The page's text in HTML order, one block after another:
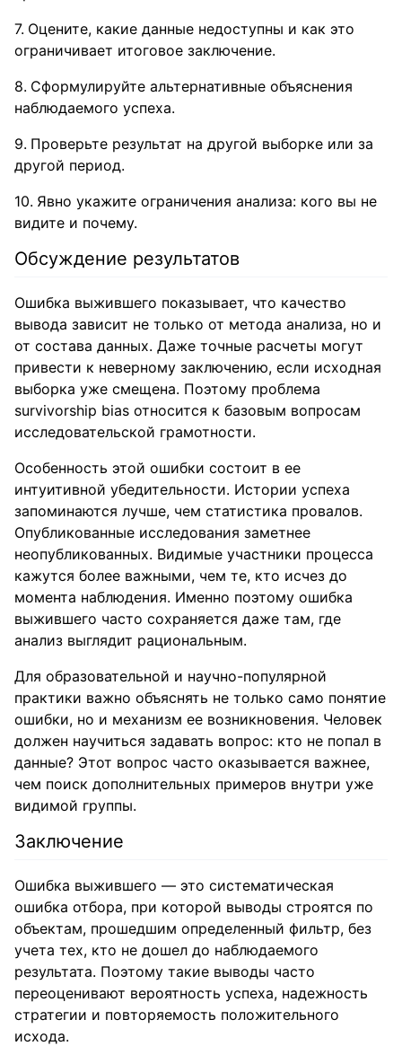
Оцените, какие данные недоступны и как это
ограничивает итоговое заключение.
Сформулируйте альтернативные объяснения
наблюдаемого успеха.
Проверьте результат на другой выборке или за
другой период.
Явно укажите ограничения анализа: кого вы не
видите и почему.
Обсуждение результатов
Ошибка выжившего показывает, что качество
вывода зависит не только от метода анализа, но и
от состава данных. Даже точные расчеты могут
привести к неверному заключению, если исходная
выборка уже смещена. Поэтому проблема
survivorship bias относится к базовым вопросам
исследовательской грамотности.
Особенность этой ошибки состоит в ее
интуитивной убедительности. Истории успеха
запоминаются лучше, чем статистика провалов.
Опубликованные исследования заметнее
неопубликованных. Видимые участники процесса
кажутся более важными, чем те, кто исчез до
момента наблюдения. Именно поэтому ошибка
выжившего часто сохраняется даже там, где
анализ выглядит рациональным.
Для образовательной и научно-популярной
практики важно объяснять не только само понятие
ошибки, но и механизм ее возникновения. Человек
должен научиться задавать вопрос: кто не попал в
данные? Этот вопрос часто оказывается важнее,
чем поиск дополнительных примеров внутри уже
видимой группы.
Заключение
Ошибка выжившего — это систематическая
ошибка отбора, при которой выводы строятся по
объектам, прошедшим определенный фильтр, без
учета тех, кто не дошел до наблюдаемого
результата. Поэтому такие выводы часто
переоценивают вероятность успеха, надежность
стратегии и повторяемость положительного
исхода.